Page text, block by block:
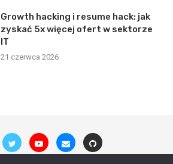
Growth hacking i resume hack: jak
zyskać 5x więcej ofert w sektorze
IT
21 czerwca 2026